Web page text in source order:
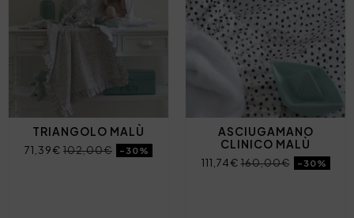
TRIANGOLO MALÙ
71,39€ 102,00€ -30%
ASCIUGAMANO
CLINICO MALÙ
111,74€160,00€ -30%